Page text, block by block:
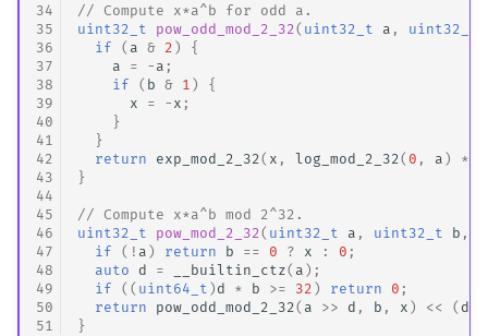
34
35
36
37
38
39
40
41
42
43
44
45
46
47
48
49
50
51
// Compute x*a^b for odd a.
uint32_t
pow_odd_mod_2_32( uint32_t a , uint32_t
if
( a & 2 )
{
a
= - a ;
if
( b & 1 )
{
x
= - x ;
}
}
return
exp_mod_2_32( x , log_mod_2_32( 0 , a ) *
}
// Compute x*a^b mod 2^32.
uint32_t
pow_mod_2_32( uint32_t a , uint32_t b ,
if
( ! a ) return b == 0 ? x : 0 ;
auto
d = __builtin_ctz( a );
if
(( uint64_t ) d * b >= 32 ) return 0 ;
return
pow_odd_mod_2_32( a >> d , b , x ) << ( d
}